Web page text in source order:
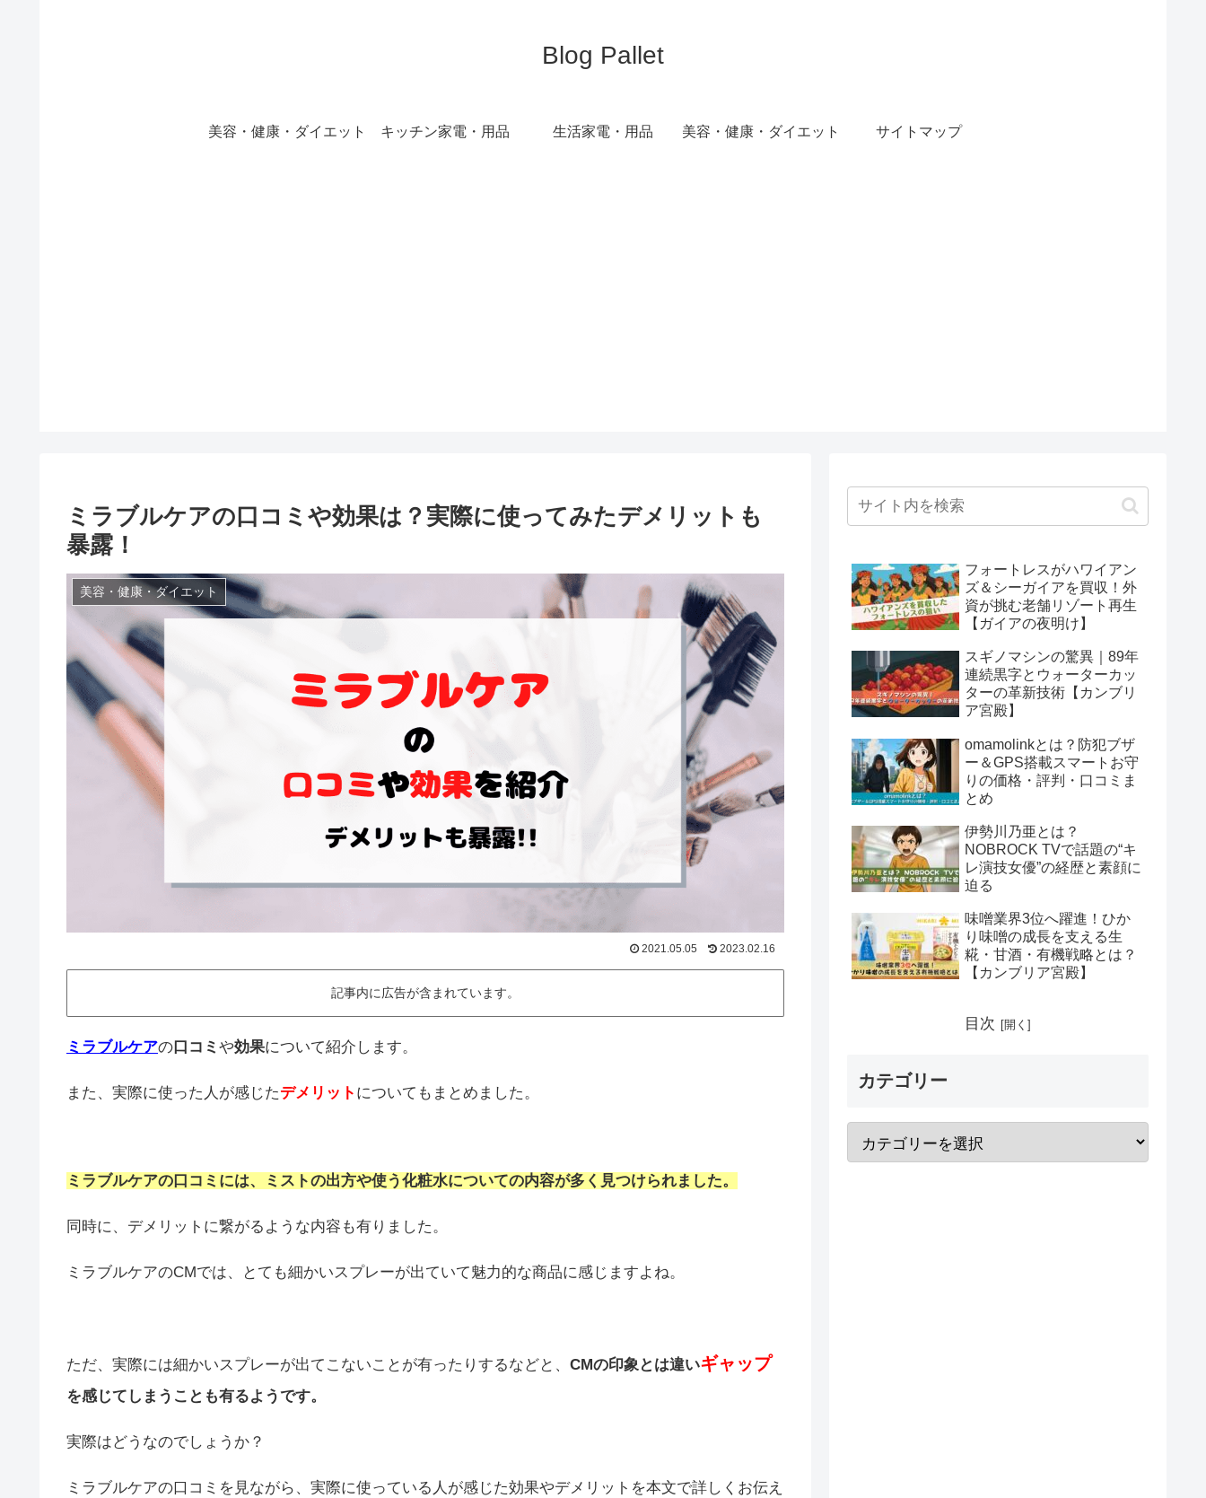
Blog Pallet
美容・健康・ダイエット キッチン家電・用品 生活家電・用品 美容・健康・ダイエット サイトマップ
ミラブルケアの口コミや効果は？実際に使ってみたデメリットも
暴露！
美容・健康・ダイエット
2021.05.05 2023.02.16
記事内に広告が含まれています。
ミラブルケアの口コミ や効果について紹介します。
また、実際に使った人が感じたデメリット についてもまとめました。
ミラブルケアの口コミには、ミストの出方や使う化粧水についての内容が多く見つけられました。
同時に、デメリットに繋がるような内容も有りました。
ミラブルケアのCMでは、とても細かいスプレーが出ていて魅力的な商品に感じますよね。
ただ、実際には細かいスプレーが出てこないことが有ったりするなどと、 CMの印象とは違いギャップ
を感じてしまうことも有るようです。
実際はどうなのでしょうか？
ミラブルケアの口コミを見ながら、実際に使っている人が感じた効果やデメリットを本文で詳しくお伝え
フォートレスがハワイアン
ズ＆シーガイアを買収！外
資が挑む老舗リゾート再生
【ガイアの夜明け】
スギノマシンの驚異｜89年
連続黒字とウォーターカッ
ターの革新技術【カンブリ
ア宮殿】
omamolinkとは？防犯ブザ
ー＆GPS搭載スマートお守
りの価格・評判・口コミま
とめ
伊勢川乃亜とは？
NOBROCK TVで話題の“キ
レ演技女優”の経歴と素顔に
迫る
味噌業界3位へ躍進！ひか
り味噌の成長を支える生
糀・甘酒・有機戦略とは？
【カンブリア宮殿】
目次
カテゴリー